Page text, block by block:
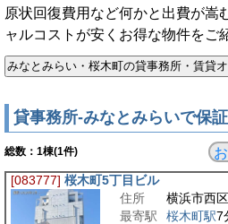
原状回復費用など何かと出費が嵩
ャルコストが安くお得な物件をご
貸事務所-みなとみらいで保
総数： 1棟(1件)
[083777] 桜木町5丁目ビル
住所
横浜市西
最寄駅
桜木町駅7